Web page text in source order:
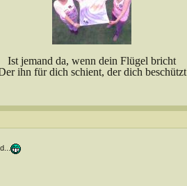
Ist jemand da, wenn dein Flügel bricht
ihn für dich schient, der dich beschützt